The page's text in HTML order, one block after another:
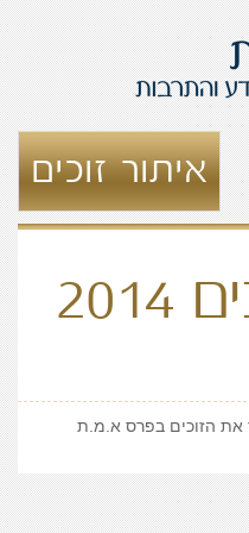
איתור זוכים
את הזוכים בפרס א.מ.ת